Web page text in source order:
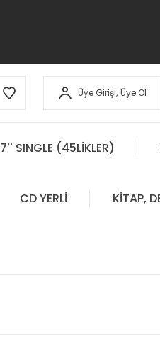
Üye Girişi, Üye Ol
7'' SINGLE (45LİKLER)
CD YERLİ KİTAP,